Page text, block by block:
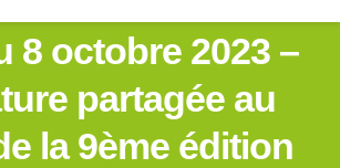
8 octobre 2023 –
partagée au
la 9ème édition